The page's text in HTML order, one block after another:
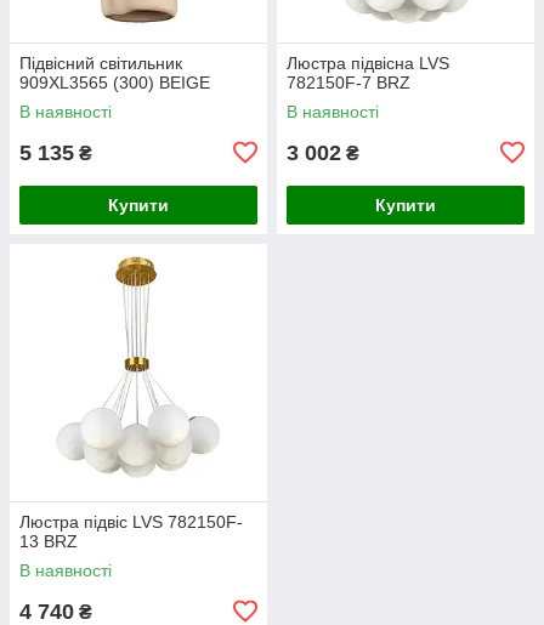
Підвісний світильник
909XL3565 (300) BEIGE
В наявності
5 135 ₴
Купити
Люстра підвісна LVS
782150F-7 BRZ
В наявності
3 002 ₴
Купити
Люстра підвіс LVS 782150F-
13 BRZ
В наявності
4 740 ₴